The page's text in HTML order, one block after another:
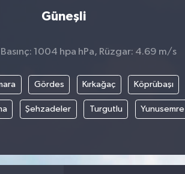
Güneşli
1004 hpa hPa, Rüzgar: 4.69 m/s
Gördes Kırkağaç Köprübaşı
Şehzadeler Turgutlu Yunusemre